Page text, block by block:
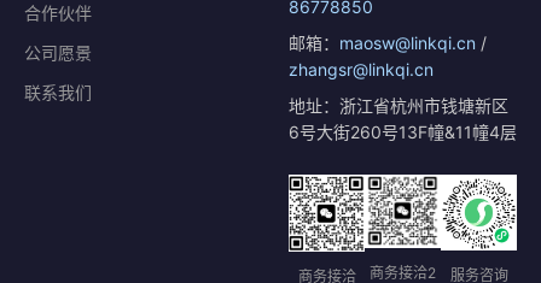
合作伙伴
公司愿景
联系我们
86778850
邮箱： maosw@linkqi.cn /
zhangsr@linkqi.cn
地址：浙江省杭州市钱塘新区
6号大街260号13F幢&11幢4层
商务接洽 商务接洽2 服务咨询